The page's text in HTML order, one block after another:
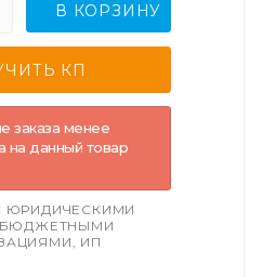
В КОРЗИНУ
заказа менее
на данный товар
ЮРИДИЧЕСКИМИ
ИП